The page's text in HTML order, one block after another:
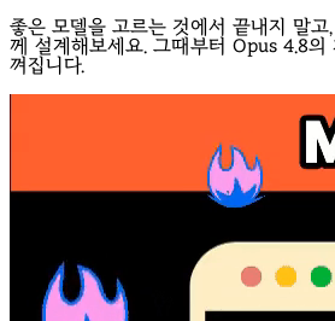
좋은 모델을 고르는 것에서 끝내지 말
께 설계해보세요. 그때부터 Opus 4.8의
껴집니다.